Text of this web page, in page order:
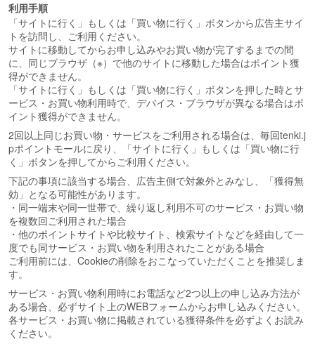
利用手順
「サイトに行く」もしくは「買い物に行く」ボタンから広告主サイ
トを訪問し、ご利用ください。
サイトに移動してからお申し込みやお買い物が完了するまでの間
に、同じブラウザ（※）で他のサイトに移動した場合はポイント獲
得ができません。
「サイトに行く」もしくは「買い物に行く」ボタンを押した時とサ
ービス・お買い物利用時で、デバイス・ブラウザが異なる場合はポ
イント獲得ができません。
2回以上同じお買い物・サービスをご利用される場合は、毎回tenki.j
pポイントモールに戻り、「サイトに行く」もしくは「買い物に行
く」ボタンを押してからご利用ください。
下記の事項に該当する場合、広告主側で対象外とみなし、「獲得無
効」となる可能性があります。
・同一端末や同一世帯で、繰り返し利用不可のサービス・お買い物
を複数回ご利用された場合
・他のポイントサイトや比較サイト、検索サイトなどを経由して一
度でも同サービス・お買い物を利用されたことがある場合
ご利用前には、Cookieの削除をおこなっていただくことを推奨しま
す。
サービス・お買い物利用時にお電話など2つ以上の申し込み方法が
ある場合、必ずサイト上のWEBフォームからお申し込みください。
各サービス・お買い物に掲載されている獲得条件を必ずよくお読み
ください。